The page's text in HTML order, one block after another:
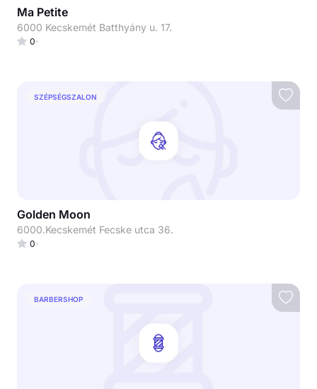
Ma Petite
6000 Kecskemét Batthyány u. 17.
0
SZÉPSÉGSZALON
Golden Moon
6000.Kecskemét Fecske utca 36.
0
BARBERSHOP